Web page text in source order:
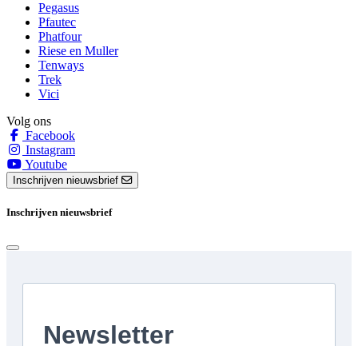
Pegasus
Pfautec
Phatfour
Riese en Muller
Tenways
Trek
Vici
Volg ons
Facebook
Instagram
Youtube
Inschrijven nieuwsbrief
Inschrijven nieuwsbrief